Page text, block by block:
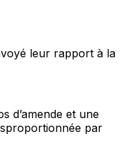
leur rapport à la
d’amende et une
par